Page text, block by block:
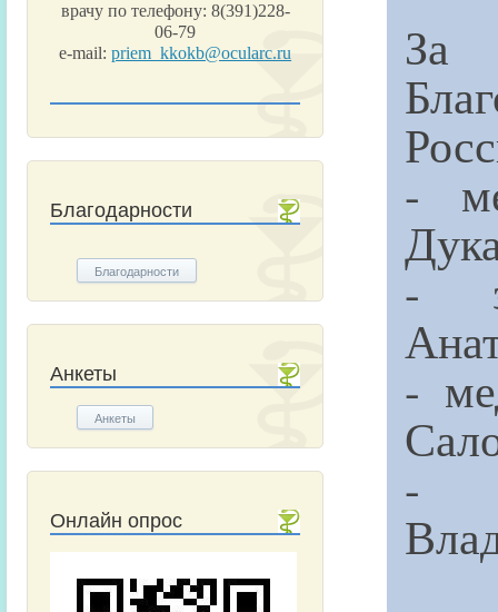
врачу по телефону: 8(391)228-
06-79
e-mail:priem_kkokb@ocularc.ru
Благодарности
Благодарности
Анкеты
Анкеты
Онлайн опрос
За
-
-
-
-